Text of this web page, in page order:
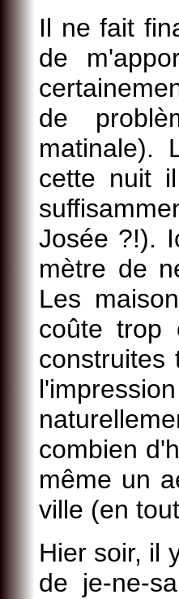
Il ne fait
de
de
matinale).
cette nuit
Josée ?!).
mètre de
Les
coûte trop
combien
même un
ville (en
Hier soir, il
de je-ne-